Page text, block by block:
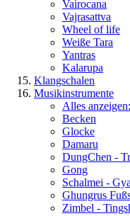
Vairocana
Vajrasattva
Wheel of life
Weiße Tara
Yantras
Kalarupa
Klangschalen
Musikinstrumente
Alles
Becken
Glocke
Damaru
DungChen -
Gong
Schalmei -
Ghungrus
Zimbel -